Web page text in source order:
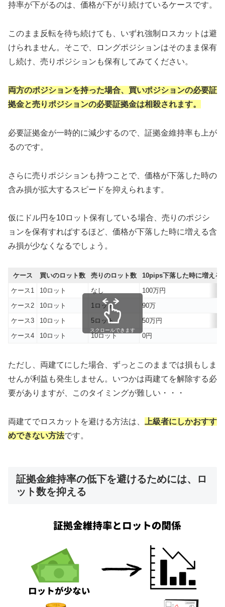
持率が下がるのは、価格が下がり続けているケースです。
このまま反転を待ち続けても、いずれ強制ロスカットは避
けられません。そこで、ロングポジションはそのまま保有
し続け、売りポジションも保有してみてください。
両方のポジションを持った場合、買いポジションの必要証
拠金と売りポジションの必要証拠金は相殺されます。
必要証拠金が一時的に減少するので、証拠金維持率も上が
るのです。
さらに売りポジションも持つことで、価格が下落した時の
含み損が拡大するスピードを抑えられます。
仮にドル円を10ロット保有している場合、売りのポジシ
ョンを保有すればするほど、価格が下落した時に増える含
み損が少なくなるでしょう。
ケース 買いのロット数 売りのロット数
10pips下落した時に増える
ケース1
10ロット なし
100万円
ケース2
10ロット 1ロット
90万
ケース3
10ロット 5ロット
50万円
ケース4
10ロット 10ロット 0円
スクロールできます
ただし、両建てにした場合、ずっとこのままでは損もしま
せんが利益も発生しません。いつかは両建てを解除する必
要がありますが、このタイミングが難しい・・・
両建てでロスカットを避ける方法は、
上級者にしかおすす
めできない方法です。
証拠金維持率の低下を避けるためには、ロ
ット数を抑える